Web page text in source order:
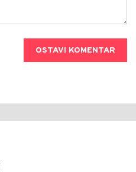
OSTAVI KOMENTAR